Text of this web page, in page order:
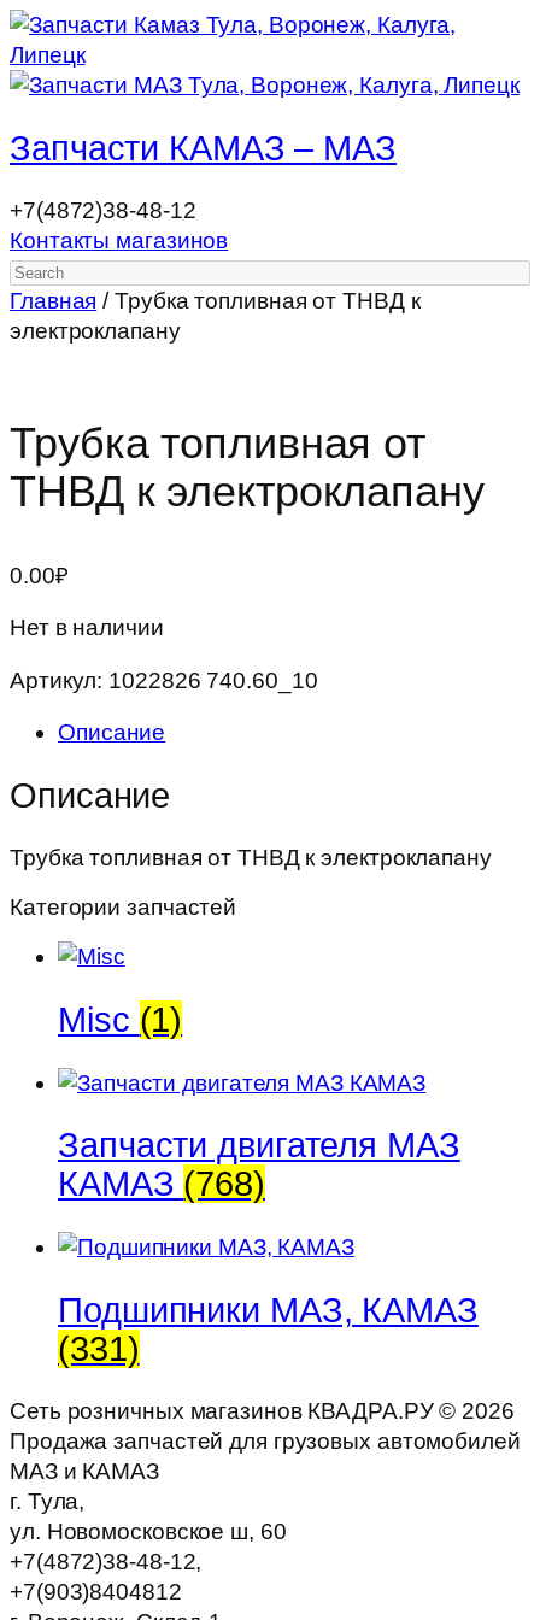
Запчасти КАМАЗ – МАЗ
+7(4872)38-48-12
Контакты магазинов
Search
Главная / Трубка топливная от ТНВД к
электроклапану
Трубка топливная от
ТНВД к электроклапану
0.00₽
Нет в наличии
Артикул: 1022826 740.60_10
Описание
Описание
Трубка топливная от ТНВД к электроклапану
Категории запчастей
Misc (1)
Запчасти двигателя МАЗ
КАМАЗ (768)
Подшипники МАЗ, КАМАЗ
(331)
Сеть розничных магазинов КВАДРА.РУ © 2026
Продажа запчастей для грузовых автомобилей
МАЗ и КАМАЗ
г. Тула,
ул. Новомосковское ш, 60
+7(4872)38-48-12,
+7(903)8404812